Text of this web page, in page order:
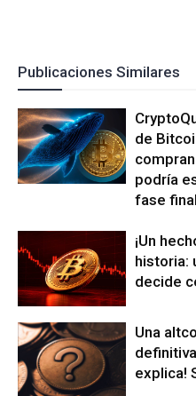
Publicaciones Similares
de
podría
fase
¡Un
historia:
decide
Una
explica!